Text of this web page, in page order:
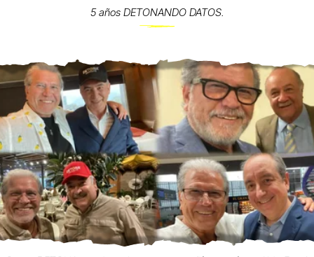
5 años DETONANDO DATOS.